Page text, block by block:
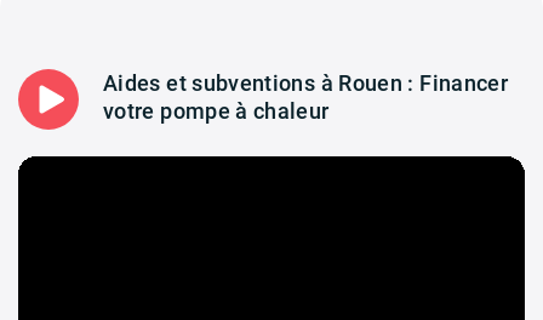
Aides et subventions à Rouen : Financer
votre pompe à chaleur